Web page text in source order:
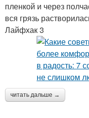
пленкой и через
вся грязь
Лайфхак 3
читать дальше →